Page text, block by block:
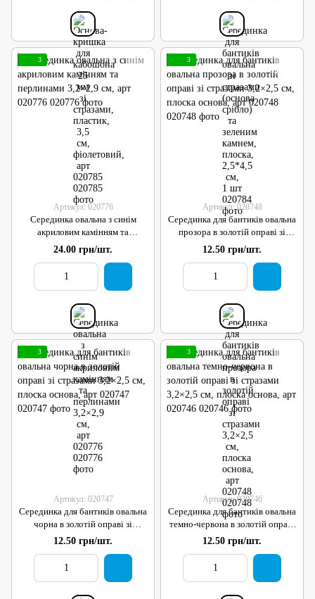
3
Артикул: 020776
Серединка овальна з синім
акриловим камінням та
перлинами 3,2×2,9 см, арт
020776
24.00 грн/шт.
3
Артикул: 020748
Серединка для бантиків овальна
прозора в золотій оправі зі
стразами 3,2×2,5 см, плоска
основа, арт 020748
12.50 грн/шт.
3
Артикул: 020747
Серединка для бантиків овальна
чорна в золотій оправі зі
стразами 3,2×2,5 см, плоска
основа, арт 020747
12.50 грн/шт.
3
Артикул: 020746
Серединка для бантиків овальна
темно-червона в золотій оправі
зі стразами 3,2×2,5 см, плоска
основа, арт 020746
12.50 грн/шт.